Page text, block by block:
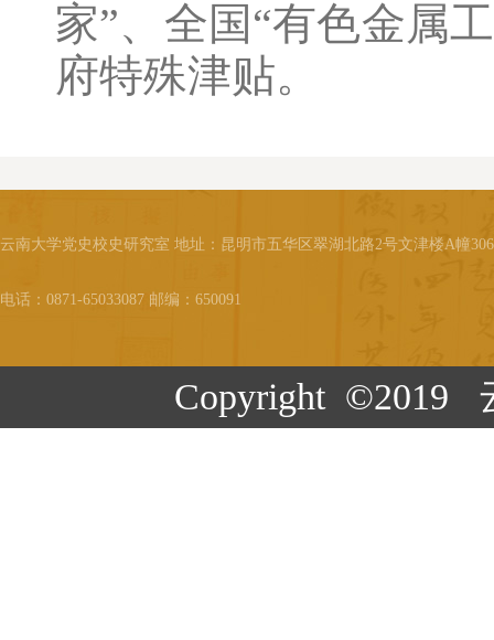
家”、全国“有色金属
府特殊津贴。
云南大学党史校史研究室 地址：昆明市五华区翠湖北路2号文津楼A幢
电话：0871-65033087 邮编：650091
Copyright ©2019